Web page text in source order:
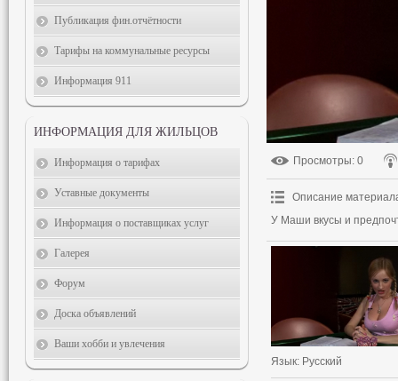
Просмотры: 0
Описание
У Маши вкусы и
Язык: Русский
Публикация фин.отчётности
Тарифы на коммунальные ресурсы
Информация 911
ИНФОРМАЦИЯ ДЛЯ ЖИЛЬЦОВ
Информация о тарифах
Уставные документы
Информация о поставщиках услуг
Галерея
Форум
Доска объявлений
Ваши хобби и увлечения